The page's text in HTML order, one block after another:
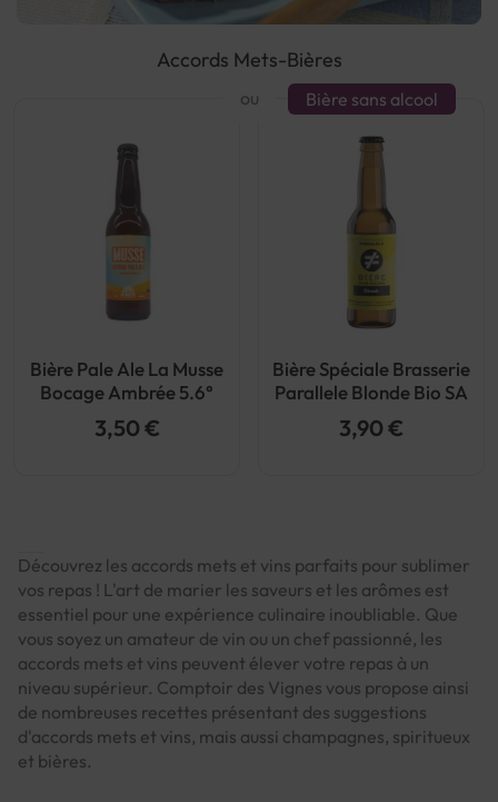
Accords Mets-Bières
ou
Bière Pale Ale La Musse
Bocage Ambrée 5.6°
3,50 €
Bière sans alcool
Bière Spéciale Brasserie
Parallele Blonde Bio SA
3,90 €
Découvrez les accords mets et vins parfaits pour sublimer
vos repas ! L'art de marier les saveurs et les arômes est
essentiel pour une expérience culinaire inoubliable. Que
vous soyez un amateur de vin ou un chef passionné, les
accords mets et vins peuvent élever votre repas à un
niveau supérieur. Comptoir des Vignes vous propose ainsi
de nombreuses recettes présentant des suggestions
d'accords mets et vins, mais aussi champagnes, spiritueux
et bières.